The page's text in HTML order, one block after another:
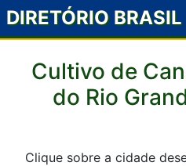
DIRETÓRIO BRASIL
Cultivo de
do Rio
Clique sobre a cidade